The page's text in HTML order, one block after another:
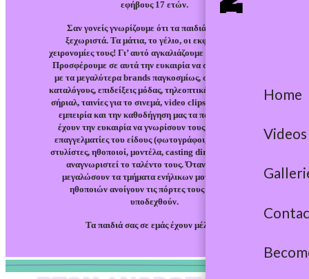
Home
Videos
εφήβους 17 ετών.
Σαν γονείς γνωρίζουμε ότι τα παιδιά μας είναι
ξεχωριστά. Τα μάτια, το γέλιο, οι εκφράσεις, οι
χειρονομίες τους! Γι’ αυτό αγκαλιάζουμε όλα τα παιδιά!
Προσφέρουμε σε αυτά την ευκαιρία να συνεργαστούν
με τα μεγαλύτερα brands παγκοσμίως, σε περιοδικά,
καταλόγους, επιδείξεις μόδας, τηλεοπτικές διαφημίσεις,
σήριαλ, ταινίες για το σινεμά, video clips, κ.τ.λ. Με την
εμπειρία και την καθοδήγηση μας τα παιδιά σας θα
έχουν την ευκαιρία να γνωρίσουν τους καλύτερους
επαγγελματίες του είδους (φωτογράφοι, σκηνοθέτες,
στυλίστες, ηθοποιοί, μοντέλα, casting directors) και να
αναγνωριστεί το ταλέντο τους. Όταν τα παιδιά
μεγαλώσουν τα τμήματα ενήλικων μοντέλων και
ηθοποιών ανοίγουν τις πόρτες τους για να τα
υποδεχθούν.
Τα παιδιά σας σε εμάς έχουν μέλλον!